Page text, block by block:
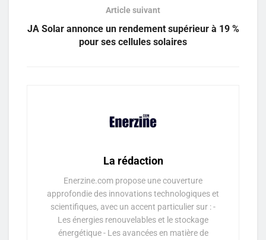
Article suivant
JA Solar annonce un rendement supérieur à 19 %
pour ses cellules solaires
La rédaction
Enerzine.com propose une couverture
approfondie des innovations technologiques et
scientifiques, avec un accent particulier sur : -
Les énergies renouvelables et le stockage
énergétique - Les avancées en matière de